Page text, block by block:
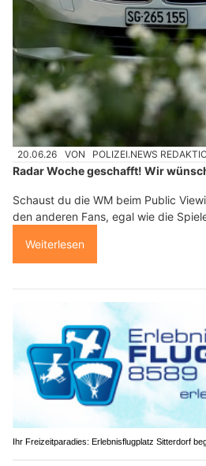
20.06.26 VON POLIZEI.NEWS
Radar Woche geschafft! Wir
Schaust du die WM beim Public
den anderen Fans, egal wie die
Weiterlesen
Ihr Freizeitparadies: Erlebnisflugplatz Sitterdorf